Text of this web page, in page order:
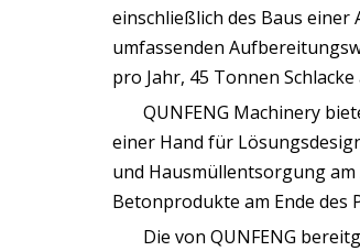
einschließlich des Baus
umfassenden
pro Jahr, 45 Tonnen
QUNFENG Machinery
einer Hand für
und Hausmüllentsorgung
Betonprodukte am Ende des
Die von QUNFENG